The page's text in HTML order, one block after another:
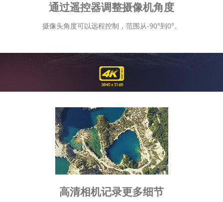
通过遥控器调整摄像机角度
摄像头角度可以远程控制，范围从-90°到0°。
高清相机记录更多细节